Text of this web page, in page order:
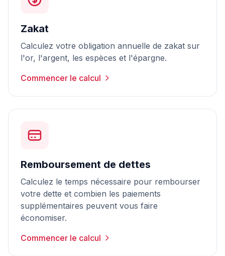
Zakat
Calculez votre obligation annuelle de zakat sur
l'or, l'argent, les espèces et l'épargne.
Commencer le calcul
Remboursement de dettes
Calculez le temps nécessaire pour rembourser
votre dette et combien les paiements
supplémentaires peuvent vous faire
économiser.
Commencer le calcul